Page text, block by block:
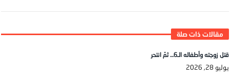
قتل زوجته وأطفاله الـ6… ثمّ انتحر
يوليو 28, 2026